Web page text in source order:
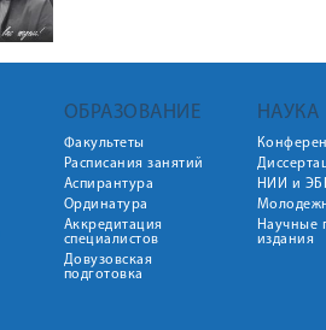
ОБРАЗОВАНИЕ
Факультеты
Расписания занятий
Аспирантура
Ординатура
Аккредитация
специалистов
Довузовская
подготовка
НАУКА
НИИ и
Научные
издания